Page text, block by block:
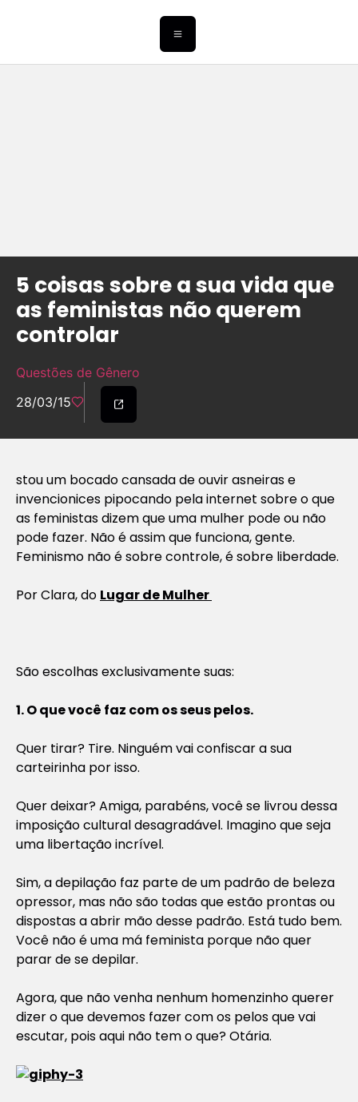
5 coisas sobre a sua vida que
as feministas não querem
controlar
Questões de Gênero
28/03/15
stou um bocado cansada de ouvir asneiras e
invencionices pipocando pela internet sobre o que
as feministas dizem que uma mulher podeou não
pode fazer. Não é assim que funciona, gente.
Feminismo não é sobre controle, é sobre liberdade.
Por Clara, do Lugar de Mulher
São escolhas exclusivamente suas:
1. O que você faz com os seus pelos.
Quer tirar? Tire. Ninguém vai confiscar a sua
carteirinha por isso.
Quer deixar? Amiga, parabéns, você se livrou dessa
imposição cultural desagradável. Imagino que seja
uma libertação incrível.
Sim, a depilação faz parte de um padrão de beleza
opressor, mas não são todas que estão prontas ou
dispostas a abrir mão desse padrão. Está tudo bem.
Você não é uma má feminista porque não quer
parar de se depilar.
Agora, que não venha nenhum homenzinho querer
dizer o que devemos fazer com os pelos que vai
escutar, pois aqui não tem o que? Otária.